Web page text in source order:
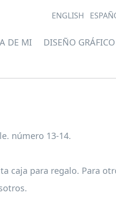
ENGLISH ES
DE MI DISEÑO GRÁFICO
número 13-14.
caja para regalo. Para